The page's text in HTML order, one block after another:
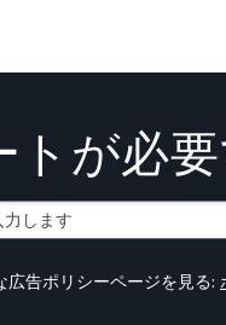
トが必
告ポリシーページを見る: